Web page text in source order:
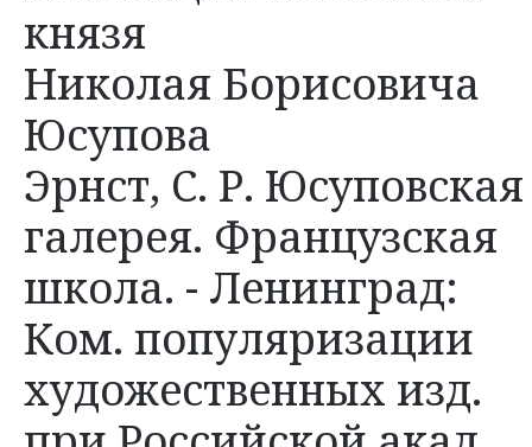
князя
Николая Борисовича
Юсупова
Эрнст, С. Р. Юсуповская
галерея. Французская
школа. - Ленинград:
Ком. популяризации
художественных изд.